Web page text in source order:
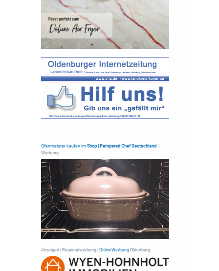
Ofenmeister kaufen im Shop | Pampered Chef Deutschland
Werbung
Anzeigen | Regionalwerbung | OnlineWerbungOldenburg